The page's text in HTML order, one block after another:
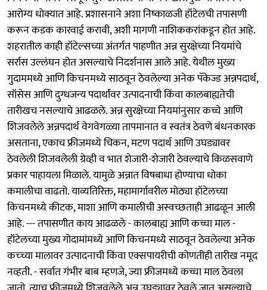
आरोग्य धोक्यात आहे. प्रशासनाने अशा निष्काळजी हॉटेलची तपासणी
करून कडक कारवाई करावी, अशी मागणी नाशिककरांकडून होत आहे.
शहरातील काही हॉटेल्सच्या अंतर्गत पाहणीत अन्न सुरक्षेच्या नियमांचे
सर्रास उल्लंघन होत असल्याचे निदर्शनास आले आहे. येथील मुख्य
गुदाममध्ये आणि किचनमध्ये साठवून ठेवलेल्या अनेक पॅकेज्ड अन्नपदार्थ,
सॉसेस आणि दुग्धजन्य पदार्थांवर उत्पादनाची किंवा कालबाह्यतेची
तारीखच नसल्याचे आढळले. अन्न सुरक्षेच्या नियमांनुसार कच्चे आणि
शिजवलेले अन्नपदार्थ वेगवेगळ्या तापमानात व स्वतंत्र ठेवणे बंधनकारक
असताना, एकाच फ्रीजमध्ये चिकन, मटण पदार्थ आणि उघड्यावर
ठेवलेली शिजवलेली ग्रेव्ही व भात शेजारी-शेजारी ठेवल्याचे किळसवाणे
प्रकार पाहायला मिळाले. यामुळे अन्नात विषबाधा होण्याचा धोका
कमालीचा वाढतो. याव्यतिरिक्त, महामार्गावरील मोठ्या हॉटेलच्या
किचनमध्ये कीटक, माशा आणि कमालीची अस्वच्छताही आढळून आली
आहे. --- तपासणीत काय आढळले - कालबाह्य आणि कच्चा माल -
हॉटेलच्या मुख्य गोदामांमध्ये आणि किचनमध्ये साठवून ठेवलेल्या अनेक
कच्च्या मालावर उत्पादनाची किंवा एक्सपायरीची कोणतीही तारीख नमूद
नव्हती. - सर्वात गंभीर बाब म्हणजे, ज्या फ्रीजमध्ये कच्चा माल ठेवला